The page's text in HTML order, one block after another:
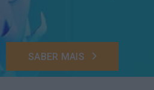
SABER MAIS